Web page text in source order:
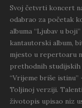
Svoj četvrti koncert
odabrao za početak
albuma “Ljubav u
kantautorski album,
mjesto u repertoaru
prethodnih studijskih
“Vrijeme briše
Toljinoj verziji.
životopis upisao niz